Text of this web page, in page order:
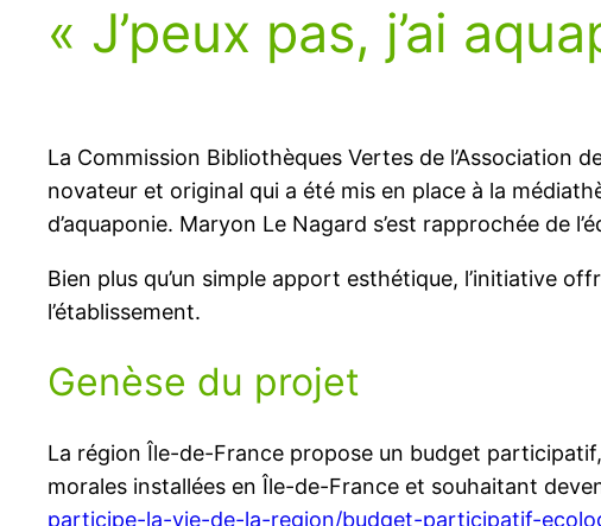
« J’peux pas, j’ai
La Commission Bibliothèques Vertes de l’Association
novateur et original qui a été mis en place à la
d’aquaponie. Maryon Le Nagard s’est rapprochée de
Bien plus qu’un simple apport esthétique, l’initiative
l’établissement.
Genèse du projet
La région Île-de-France propose un budget
morales installées en Île-de-France et souhaitant
participe-la-vie-de-la-region/budget-participatif-